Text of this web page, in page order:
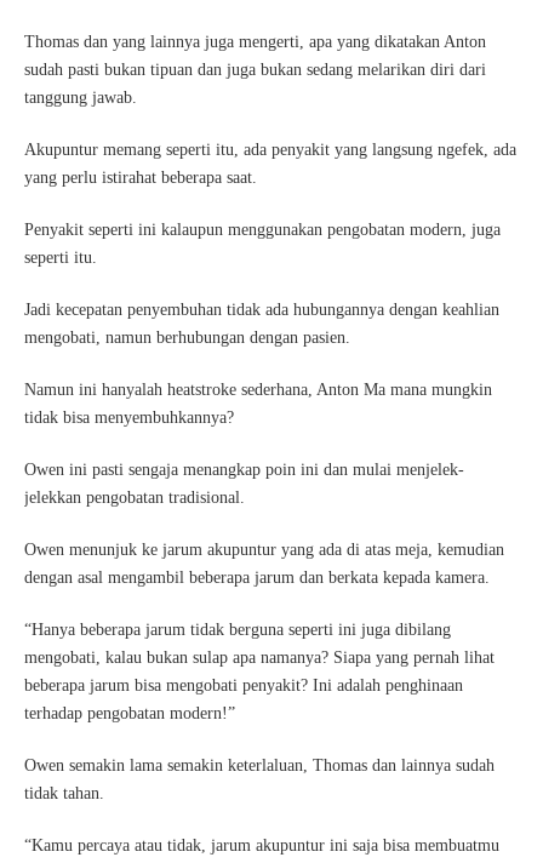
Thomas dan yang lainnya juga mengerti, apa yang dikatakan Anton
sudah pasti bukan tipuan dan juga bukan sedang melarikan diri dari
tanggung jawab.
Akupuntur memang seperti itu, ada penyakit yang langsung ngefek, ada
yang perlu istirahat beberapa saat.
Penyakit seperti ini kalaupun menggunakan pengobatan modern, juga
seperti itu.
Jadi kecepatan penyembuhan tidak ada hubungannya dengan keahlian
mengobati, namun berhubungan dengan pasien.
Namun ini hanyalah heatstroke sederhana, Anton Ma mana mungkin
tidak bisa menyembuhkannya?
Owen ini pasti sengaja menangkap poin ini dan mulai menjelek-
jelekkan pengobatan tradisional.
Owen menunjuk ke jarum akupuntur yang ada di atas meja, kemudian
dengan asal mengambil beberapa jarum dan berkata kepada kamera.
“Hanya beberapa jarum tidak berguna seperti ini juga dibilang
mengobati, kalau bukan sulap apa namanya? Siapa yang pernah lihat
beberapa jarum bisa mengobati penyakit? Ini adalah penghinaan
terhadap pengobatan modern!”
Owen semakin lama semakin keterlaluan, Thomas dan lainnya sudah
tidak tahan.
“Kamu percaya atau tidak, jarum akupuntur ini saja bisa membuatmu